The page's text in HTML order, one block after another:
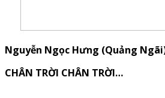
Nguyễn Ngọc Hưng (Quảng
CHÂN TRỜI CHÂN TRỜI…